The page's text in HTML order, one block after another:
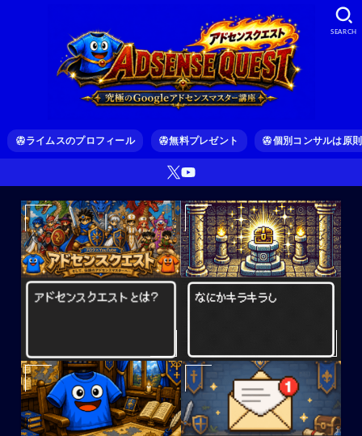
ライムスのプロフィール 無料プレゼント 個別コンサルは原
SEARCH